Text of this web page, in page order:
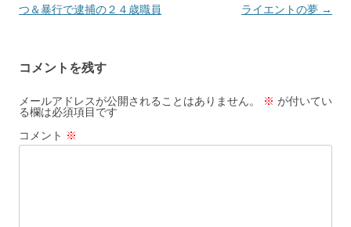
稿
ゲ
ー
シ
ョ
つ＆暴行で逮捕の２４歳職員
ライエントの夢 →
コメントを残す
メールアドレスが公開されることはありません。 ※ が付いてい
る欄は必須項目です
コメント ※